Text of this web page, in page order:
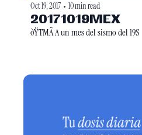
Oct 19, 2017 • 10 min read
20171019MEX
ðŸTMÂ A un mes del sismo del 19S